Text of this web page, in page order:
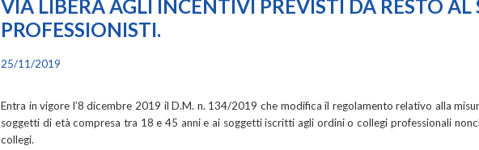
VIA LIBERA AGLI INCENTIVI PREVISTI DA RESTO AL
PROFESSIONISTI.
25/11/2019
Entra in vigore l’8 dicembre 2019 il D.M. n. 134/2019 che modifica il regolamento relativo alla
soggetti di età compresa tra 18 e 45 anni e ai soggetti iscritti agli ordini o collegi professionali
collegi.